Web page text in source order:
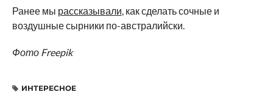
Ранее мы рассказывали, как сделать сочные и
воздушные сырники по-австралийски.
Фото Freepik
ИНТЕРЕСНОЕ